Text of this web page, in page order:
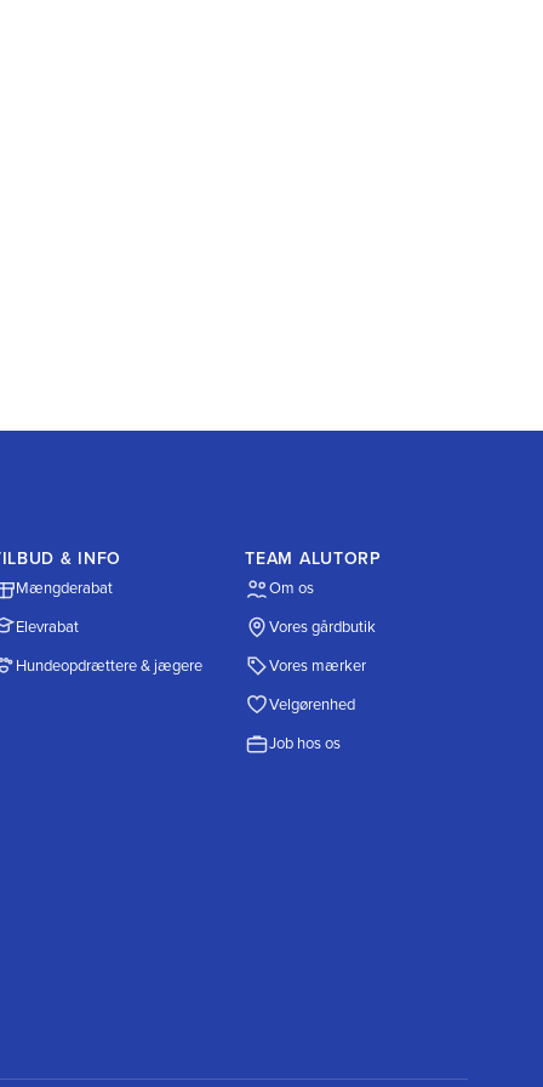
& INFO
Mængderabat
Elevrabat
Hundeopdrættere & jægere
TEAM ALUTORP
Om os
Vores gårdbutik
Vores mærker
Velgørenhed
Job hos os